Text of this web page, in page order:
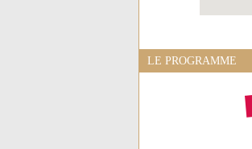
LE PROGRAMME